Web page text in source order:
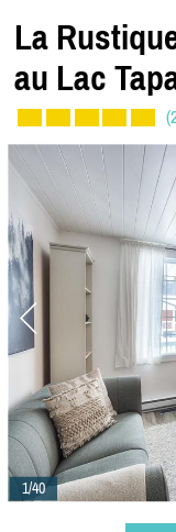
La
au Lac
1/40